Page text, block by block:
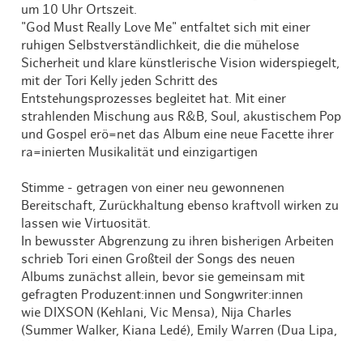
um 10 Uhr Ortszeit.
"God Must Really Love Me" entfaltet sich mit einer
ruhigen Selbstverständlichkeit, die die mühelose
Sicherheit und klare künstlerische Vision widerspiegelt,
mit der Tori Kelly jeden Schritt des
Entstehungsprozesses begleitet hat. Mit einer
strahlenden Mischung aus R&B, Soul, akustischem Pop
und Gospel erö=net das Album eine neue Facette ihrer
ra=inierten Musikalität und einzigartigen
Stimme - getragen von einer neu gewonnenen
Bereitschaft, Zurückhaltung ebenso kraftvoll wirken zu
lassen wie Virtuosität.
In bewusster Abgrenzung zu ihren bisherigen Arbeiten
schrieb Tori einen Großteil der Songs des neuen
Albums zunächst allein, bevor sie gemeinsam mit
gefragten Produzent:innen und Songwriter:innen
wie DIXSON (Kehlani, Vic Mensa), Nija Charles
(Summer Walker, Kiana Ledé), Emily Warren (Dua Lipa,